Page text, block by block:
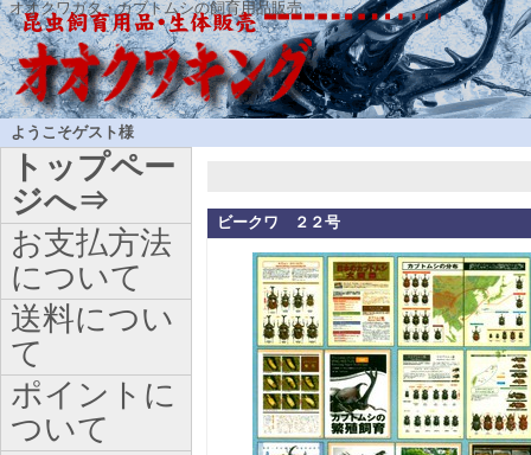
オオクワガタ・カブトムシの飼育用品販売
ようこそゲスト様
ビークワ ２２号
トップペー
ジへ⇒
お支払方法
について
送料につい
て
ポイントに
ついて